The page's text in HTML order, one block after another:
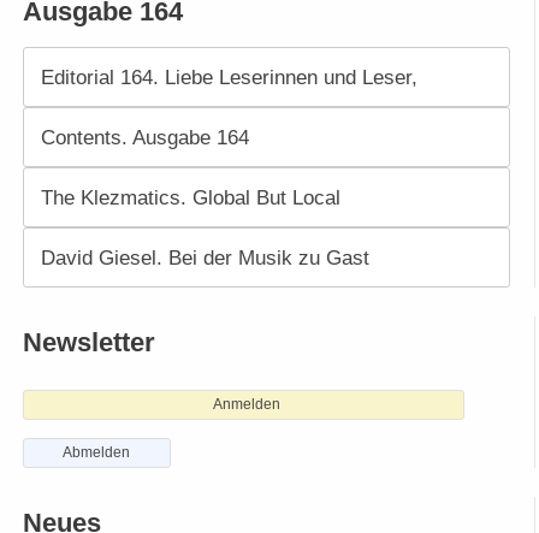
Ausgabe 164
Editorial 164. Liebe Leserinnen und Leser,
Contents. Ausgabe 164
The Klezmatics. Global But Local
David Giesel. Bei der Musik zu Gast
Newsletter
Anmelden
Abmelden
Neues